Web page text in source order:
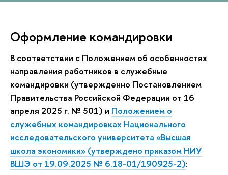
Оформление командировки
В соответствии с Положением об особенностях
направления работников в служебные
командировки (утвержденно Постановлением
Правительства Российской Федерации от 16
апреля 2025 г. № 501) и Положением о
служебных командировках Национального
исследовательского университета «Высшая
школа экономики» (утверждено приказом НИУ
ВШЭ от 19.09.2025 № 6.18-01/190925-2):